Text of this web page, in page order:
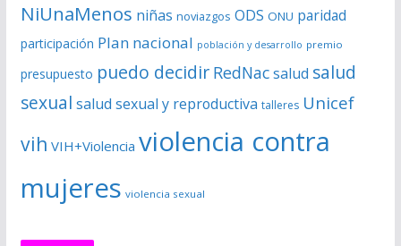
NiUnaMenos niñas noviazgos ODS ONU paridad
participación Plan nacional población y desarrollo premio
presupuesto puedo decidir RedNacsalud salud
sexual salud sexual y reproductiva talleres Unicef
vih VIH+Violencia violencia contra
mujeres violencia sexual